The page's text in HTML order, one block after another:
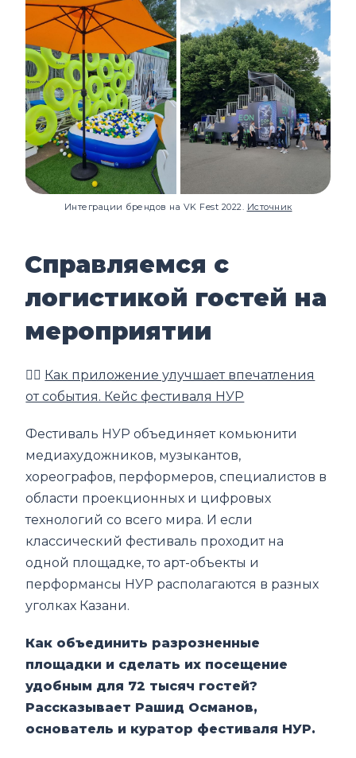
Интеграции брендов на VK Fest 2022. Источник
Справляемся с
логистикой гостей на
мероприятии
👉🏼 Как приложение улучшает впечатления
от события. Кейс фестиваля НУР
Фестиваль НУР объединяет комьюнити
медиахудожников, музыкантов,
хореографов, перформеров, специалистов в
области проекционных и цифровых
технологий со всего мира. И если
классический фестиваль проходит на
одной площадке, то арт-объекты и
перформансы НУР располагаются в разных
уголках Казани.
Как объединить разрозненные
площадки и сделать их посещение
удобным для 72 тысяч гостей?
Рассказывает Рашид Османов,
основатель и куратор фестиваля НУР.